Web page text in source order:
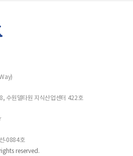
수원델타원 지식산업센터 422호
-0884호
reserved.